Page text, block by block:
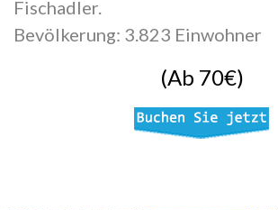
Fischadler.
Bevölkerung: 3.823 Einwohner
(Ab 70€)